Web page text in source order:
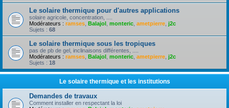
Le solaire thermique pour d'autres applications
solaire agricole, concentration, ....
Modérateurs : ramses Balajol monteric ametpierre j2c
Sujets : 68
Le solaire thermique sous les tropiques
pas de pb de gel, inclinaisons différentes, ....
Modérateurs : ramses Balajol monteric ametpierre j2c
Sujets : 18
Le solaire thermique et les institutions
Demandes de travaux
Comment installer en respectant la loi